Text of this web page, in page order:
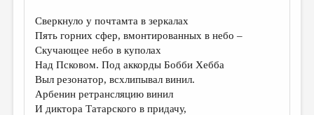
РЕЦЕНЗИРОВАНИЕ
ЦИКЛЫ ПУБЛИКАЦИЙ
ТРЕДИАКОВСКИЙ
МЕДИА
Сверкнуло у почтамта в зеркалах
Пять горних сфер, вмонтированных в небо –
Скучающее небо в куполах
Над Псковом. Под аккорды Бобби Хебба
Выл резонатор, всхлипывал винил.
Арбенин ретрансляцию винил
И диктора Татарского в придачу,